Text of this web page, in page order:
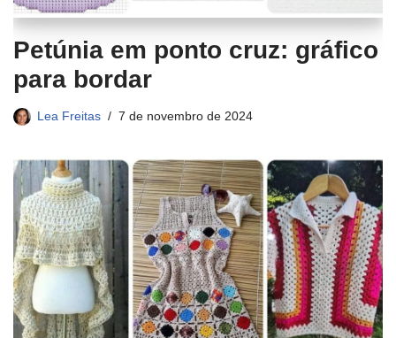
Petúnia em ponto cruz: gráfico
para bordar
Lea Freitas 7 de novembro de 2024